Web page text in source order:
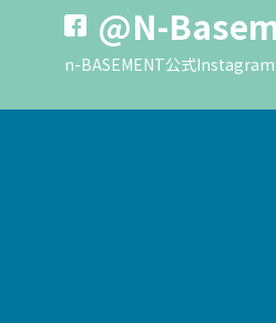
@N-
n-BASEMENT公式Instagram